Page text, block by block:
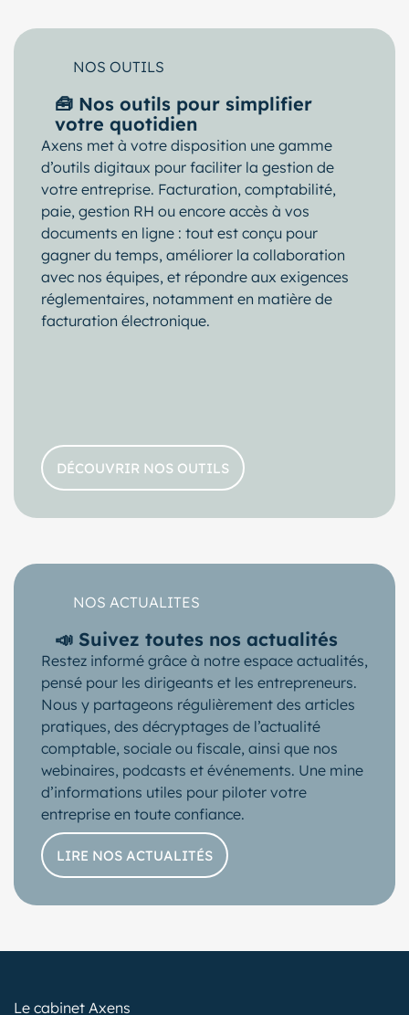
NOS OUTILS
🧰 Nos outils pour simplifier
votre quotidien
Axens met à votre disposition une gamme
d’outils digitaux pour faciliter la gestion de
votre entreprise. Facturation, comptabilité,
paie, gestion RH ou encore accès à vos
documents en ligne : tout est conçu pour
gagner du temps, améliorer la collaboration
avec nos équipes, et répondre aux exigences
réglementaires, notamment en matière de
facturation électronique.
DÉCOUVRIR NOS OUTILS
NOS ACTUALITES
📣 Suivez toutes nos actualités
Restez informé grâce à notre espace actualités,
pensé pour les dirigeants et les entrepreneurs.
Nous y partageons régulièrement des articles
pratiques, des décryptages de l’actualité
comptable, sociale ou fiscale, ainsi que nos
webinaires, podcasts et événements. Une mine
d’informations utiles pour piloter votre
entreprise en toute confiance.
LIRE NOS ACTUALITÉS
Le cabinet Axens